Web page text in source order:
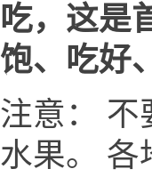
吃，这是
饱、吃好
注意： 不
水果。 各